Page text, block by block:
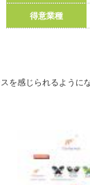
得意業種
を感じられるように